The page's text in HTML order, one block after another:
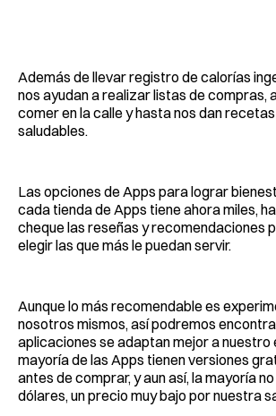
Además de llevar registro de calorías
nos ayudan a realizar listas de compras,
comer en la calle y hasta nos dan
saludables.
Las opciones de Apps para lograr
cada tienda de Apps tiene ahora miles,
cheque las reseñas y recomendaciones
elegir las que más le puedan servir.
Aunque lo más recomendable es
nosotros mismos, así podremos
aplicaciones se adaptan mejor a nuestro
mayoría de las Apps tienen versiones
antes de comprar, y aun así, la mayoría
dólares, un precio muy bajo por nuestra